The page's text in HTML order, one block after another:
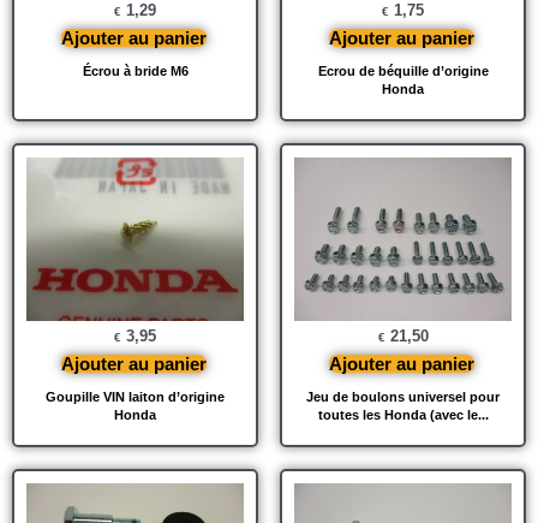
Écrou à bride M6
€ 1,29
Ajouter au panier
Ecrou de béquille d’origine
Honda
€ 1,75
Ajouter au panier
Goupille VIN laiton d’origine
Honda
€ 3,95
Ajouter au panier
Jeu de boulons universel pour
toutes les Honda (avec le...
€ 21,50
Ajouter au panier